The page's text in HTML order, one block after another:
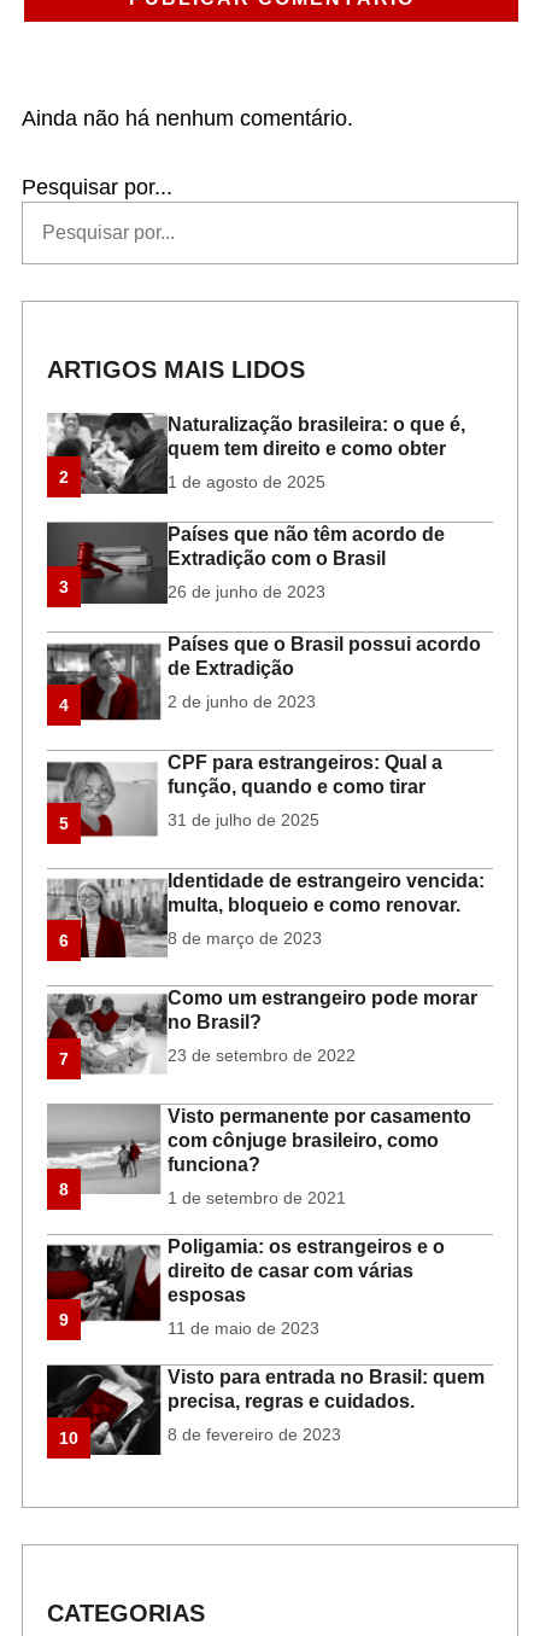
Ainda não há nenhum comentário.
Pesquisar por...
ARTIGOS MAIS LIDOS
2
Naturalização brasileira: o que é,
quem tem direito e como obter
1 de agosto de 2025
3
Países que não têm acordo de
Extradição com o Brasil
26 de junho de 2023
4
Países que o Brasil possui acordo
de Extradição
2 de junho de 2023
5
CPF para estrangeiros: Qual a
função, quando e como tirar
31 de julho de 2025
6
Identidade de estrangeiro vencida:
multa, bloqueio e como renovar.
8 de março de 2023
7
Como um estrangeiro pode morar
no Brasil?
23 de setembro de 2022
8
Visto permanente por casamento
com cônjuge brasileiro, como
funciona?
1 de setembro de 2021
9
Poligamia: os estrangeiros e o
direito de casar com várias
esposas
11 de maio de 2023
10
Visto para entrada no Brasil: quem
precisa, regras e cuidados.
8 de fevereiro de 2023
CATEGORIAS